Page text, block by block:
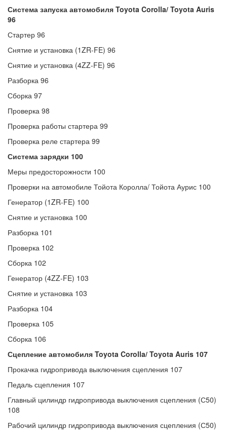
Система запуска автомобиля Toyota Corolla/ Toyota Auris
96
Стартер 96
Снятие и установка (1ZR-FE) 96
Снятие и установка (4ZZ-FE) 96
Разборка 96
Сборка 97
Проверка 98
Проверка работы стартера 99
Проверка реле стартера 99
Система зарядки 100
Меры предосторожности 100
Проверки на автомобиле Тойота Королла/ Тойота Аурис 100
Генератор (1ZR-FE) 100
Снятие и установка 100
Разборка 101
Проверка 102
Сборка 102
Генератор (4ZZ-FE) 103
Снятие и установка 103
Разборка 104
Проверка 105
Сборка 106
Сцепление автомобиля Toyota Corolla/ Toyota Auris 107
Прокачка гидропривода выключения сцепления 107
Педаль сцепления 107
Главный цилиндр гидропривода выключения сцепления (С50)
108
Рабочий цилиндр гидропривода выключения сцепления (С50)